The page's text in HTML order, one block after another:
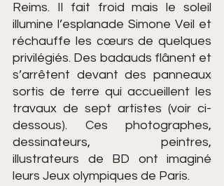
Reims. Il fait froid mais le soleil
illumine l’esplanade Simone Veil et
réchauffe les cœurs de quelques
privilégiés. Des badauds flânent et
s’arrêtent devant des panneaux
sortis de terre qui accueillent les
travaux de sept artistes (voir ci-
dessous). Ces photographes,
dessinateurs, peintres,
illustrateurs de BD ont imaginé
leurs Jeux olympiques de Paris.